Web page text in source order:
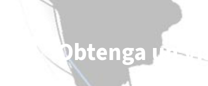
Obtenga un